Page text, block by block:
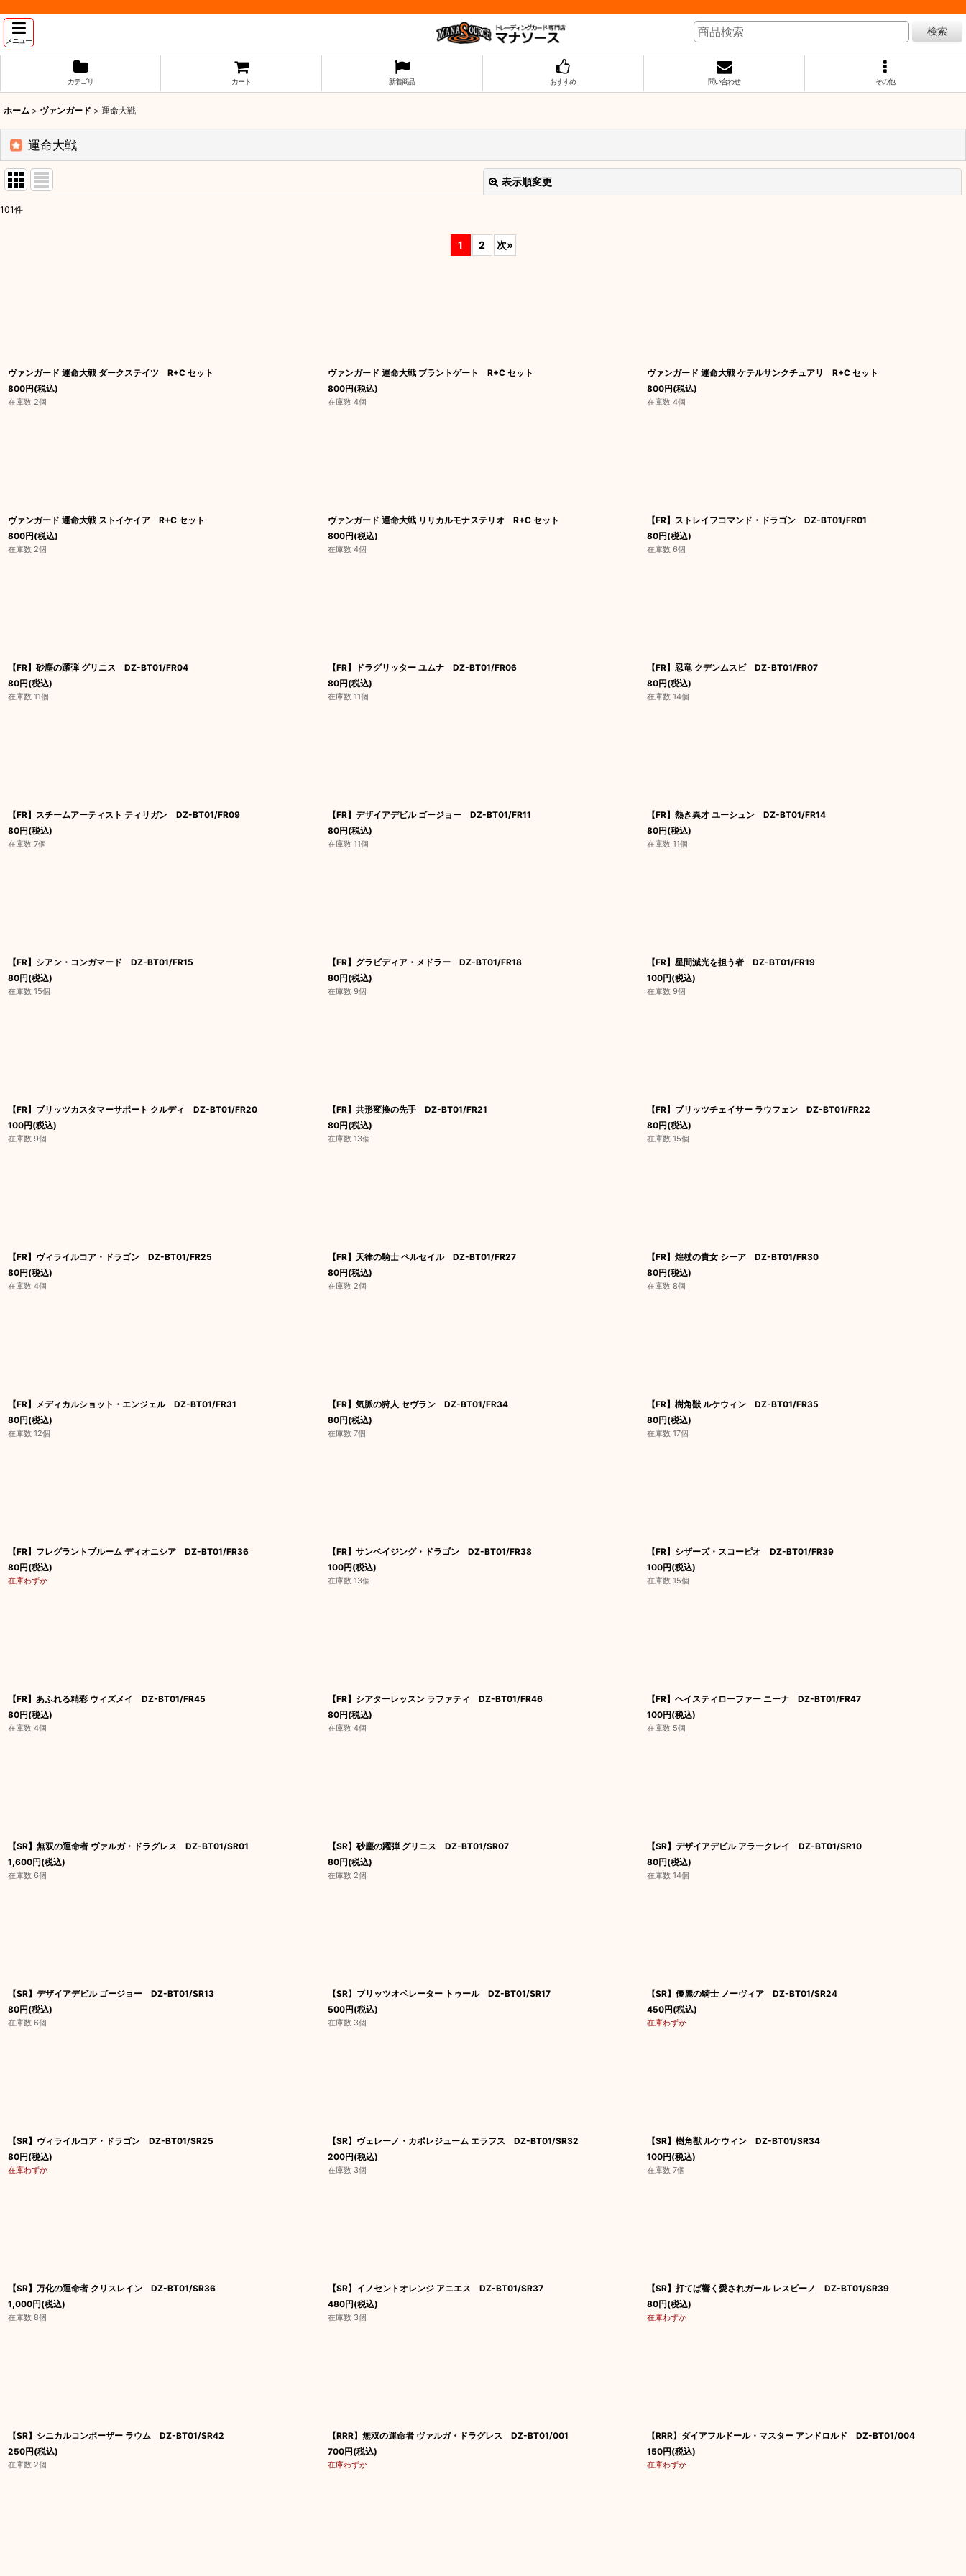
メニュー
検索
カテゴリ カート 新着商品 おすすめ 問い合わせ その他
ホーム > ヴァンガード > 運命大戦
運命大戦
表示順変更
101件
1 2 次»
ヴァンガード 運命大戦 ダークステイツ R+C セット
800円(税込)
在庫数 2個
ヴァンガード 運命大戦 ブラントゲート R+C セット
800円(税込)
在庫数 4個
ヴァンガード 運命大戦 ケテルサンクチュアリ R+C セット
800円(税込)
在庫数 4個
ヴァンガード 運命大戦 ストイケイア R+C セット
800円(税込)
在庫数 2個
ヴァンガード 運命大戦 リリカルモナステリオ R+C セット
800円(税込)
在庫数 4個
【FR】ストレイフコマンド・ドラゴン DZ-BT01/FR01
80円(税込)
在庫数 6個
【FR】砂塵の躍弾 グリニス DZ-BT01/FR04
80円(税込)
在庫数 11個
【FR】ドラグリッター ユムナ DZ-BT01/FR06
80円(税込)
在庫数 11個
【FR】忍竜 クデンムスビ DZ-BT01/FR07
80円(税込)
在庫数 14個
【FR】スチームアーティスト ティリガン DZ-BT01/FR09
80円(税込)
在庫数 7個
【FR】デザイアデビル ゴージョー DZ-BT01/FR11
80円(税込)
在庫数 11個
【FR】熱き異才 ユーシュン DZ-BT01/FR14
80円(税込)
在庫数 11個
【FR】シアン・コンガマード DZ-BT01/FR15
80円(税込)
在庫数 15個
【FR】グラビディア・メドラー DZ-BT01/FR18
80円(税込)
在庫数 9個
【FR】星間減光を担う者 DZ-BT01/FR19
100円(税込)
在庫数 9個
【FR】ブリッツカスタマーサポート クルディ DZ-BT01/FR20
100円(税込)
在庫数 9個
【FR】共形変換の先手 DZ-BT01/FR21
80円(税込)
在庫数 13個
【FR】ブリッツチェイサー ラウフェン DZ-BT01/FR22
80円(税込)
在庫数 15個
【FR】ヴィライルコア・ドラゴン DZ-BT01/FR25
80円(税込)
在庫数 4個
【FR】天律の騎士 ペルセイル DZ-BT01/FR27
80円(税込)
在庫数 2個
【FR】煌杖の貴女 シーア DZ-BT01/FR30
80円(税込)
在庫数 8個
【FR】メディカルショット・エンジェル DZ-BT01/FR31
80円(税込)
在庫数 12個
【FR】気脈の狩人 セヴラン DZ-BT01/FR34
80円(税込)
在庫数 7個
【FR】樹角獣 ルケウィン DZ-BT01/FR35
80円(税込)
在庫数 17個
【FR】フレグラントブルーム ディオニシア DZ-BT01/FR36
80円(税込)
在庫わずか
【FR】サンベイジング・ドラゴン DZ-BT01/FR38
100円(税込)
在庫数 13個
【FR】シザーズ・スコーピオ DZ-BT01/FR39
100円(税込)
在庫数 15個
【FR】あふれる精彩 ウィズメイ DZ-BT01/FR45
80円(税込)
在庫数 4個
【FR】シアターレッスン ラファティ DZ-BT01/FR46
80円(税込)
在庫数 4個
【FR】ヘイスティローファー ニーナ DZ-BT01/FR47
100円(税込)
在庫数 5個
【SR】無双の運命者 ヴァルガ・ドラグレス DZ-BT01/SR01
1,600円(税込)
在庫数 6個
【SR】砂塵の躍弾 グリニス DZ-BT01/SR07
80円(税込)
在庫数 2個
【SR】デザイアデビル アラークレイ DZ-BT01/SR10
80円(税込)
在庫数 14個
【SR】デザイアデビル ゴージョー DZ-BT01/SR13
80円(税込)
在庫数 6個
【SR】ブリッツオペレーター トゥール DZ-BT01/SR17
500円(税込)
在庫数 3個
【SR】優麗の騎士 ノーヴィア DZ-BT01/SR24
450円(税込)
在庫わずか
【SR】ヴィライルコア・ドラゴン DZ-BT01/SR25
80円(税込)
在庫わずか
【SR】ヴェレーノ・カポレジューム エラフス DZ-BT01/SR32
200円(税込)
在庫数 3個
【SR】樹角獣 ルケウィン DZ-BT01/SR34
100円(税込)
在庫数 7個
【SR】万化の運命者 クリスレイン DZ-BT01/SR36
1,000円(税込)
在庫数 8個
【SR】イノセントオレンジ アニエス DZ-BT01/SR37
480円(税込)
在庫数 3個
【SR】打てば響く愛されガール レスピーノ DZ-BT01/SR39
80円(税込)
在庫わずか
【SR】シニカルコンポーザー ラウム DZ-BT01/SR42
250円(税込)
在庫数 2個
【RRR】無双の運命者 ヴァルガ・ドラグレス DZ-BT01/001
700円(税込)
在庫わずか
【RRR】ダイアフルドール・マスター アンドロルド DZ-BT01/004
150円(税込)
在庫わずか